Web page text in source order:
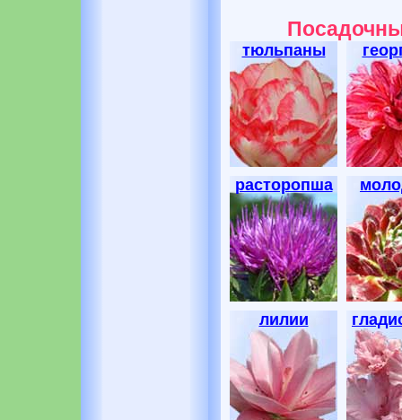
тюльпаны
расторопша
лилии